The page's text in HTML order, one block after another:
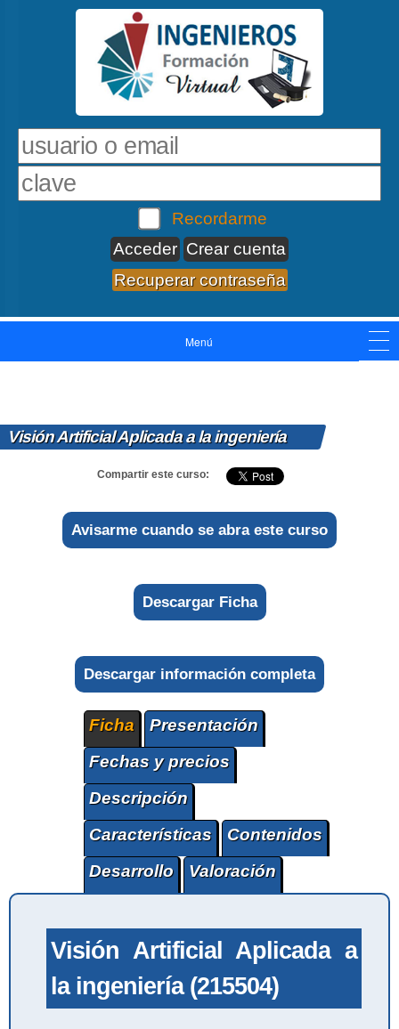
Recordarme
Crear cuenta
Recuperar contraseña
Menú
Visión Artificial Aplicada a la ingeniería
Compartir este curso:
Avisarme cuando se abra este curso
Descargar Ficha
Descargar información completa
Ficha
Presentación
Fechas y precios
Descripción
Características
Contenidos
Desarrollo
Valoración
Visión Artificial Aplicada a
la ingeniería (215504)